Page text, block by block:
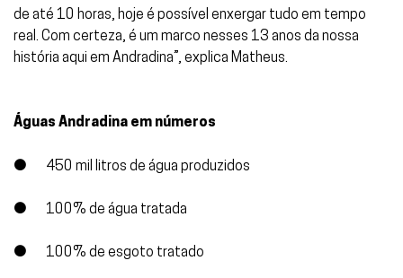
de até 10 horas, hoje é possível enxergar tudo em tempo
real. Com certeza, é um marco nesses 13 anos da nossa
história aqui em Andradina”, explica Matheus.
Águas Andradina em números
● 450 mil litros de água produzidos
● 100% de água tratada
● 100% de esgoto tratado